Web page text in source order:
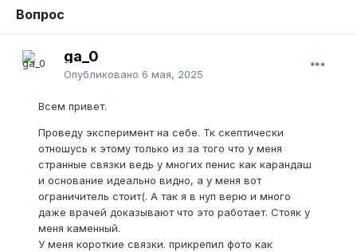
Вопрос
ga_0
Опубликовано 6 мая, 2025
Всем привет.
Проведу эксперимент на себе. Тк скептически
отношусь к этому только из за того что у меня
странные связки ведь у многих пенис как карандаш
и основание идеально видно, а у меня вот
ограничитель стоит(. А так я в нуп верю и много
даже врачей доказывают что это работает. Стояк у
меня каменный.
У меня короткие связки. прикрепил фото как